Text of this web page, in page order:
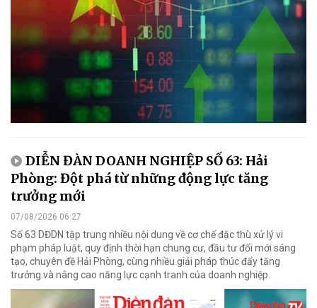
DIỄN ĐÀN DOANH NGHIỆP SỐ 63: Hải
Phòng: Đột phá từ những động lực tăng
trưởng mới
07/08/2026 06:27
Số 63 DĐDN tập trung nhiều nội dung về cơ chế đặc thù xử lý vi
phạm pháp luật, quy định thời hạn chung cư, đầu tư đổi mới sáng
tạo, chuyên đề Hải Phòng, cùng nhiều giải pháp thúc đẩy tăng
trưởng và nâng cao năng lực cạnh tranh của doanh nghiệp.